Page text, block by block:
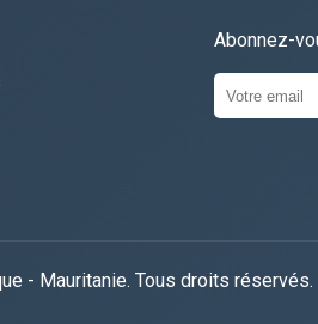
Abonnez-
- Mauritanie. Tous droits réservés.